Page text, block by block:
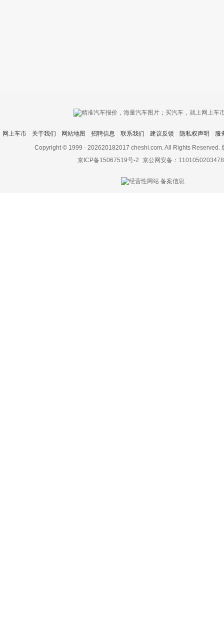
上传图片最多
网上车市 关于我们 网站地图 招聘信息 联系我们 建议反馈 隐私权声明
服
Copyright © 1999 - 202620182017 cheshi.com. All Rights Reserved.
京ICP备15067519号-2 京公网安备：